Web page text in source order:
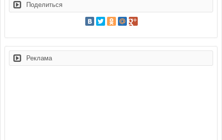
Поделиться
Реклама